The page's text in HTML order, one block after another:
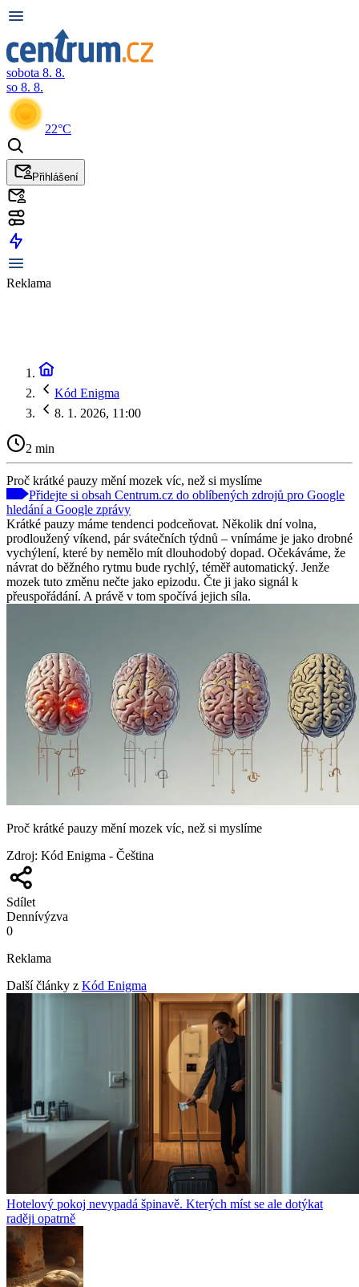
sobota 8. 8.
so 8. 8.
22°C
Přihlášení
Reklama
Kód Enigma
8. 1. 2026, 11:00
2 min
Proč krátké pauzy mění mozek víc, než si myslíme
Přidejte si obsah Centrum.cz do oblíbených zdrojů pro Google
hledání a Google zprávy
Krátké pauzy máme tendenci podceňovat. Několik dní volna,
prodloužený víkend, pár svátečních týdnů – vnímáme je jako drobné
vychýlení, které by nemělo mít dlouhodobý dopad. Očekáváme, že
návrat do běžného rytmu bude rychlý, téměř automatický. Jenže
mozek tuto změnu nečte jako epizodu. Čte ji jako signál k
přeuspořádání. A právě v tom spočívá jejich síla.
Proč krátké pauzy mění mozek víc, než si myslíme
Zdroj: Kód Enigma - Čeština
Sdílet
Dennívýzva
0
Reklama
Další články z Kód Enigma
Hotelový pokoj nevypadá špinavě. Kterých míst se ale dotýkat
raději opatrně